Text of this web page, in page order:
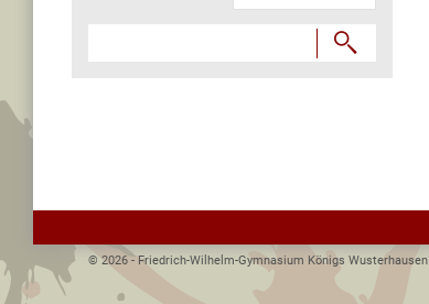

© 2026 - Friedrich-Wilhelm-Gymnasium Königs Wusterhausen­